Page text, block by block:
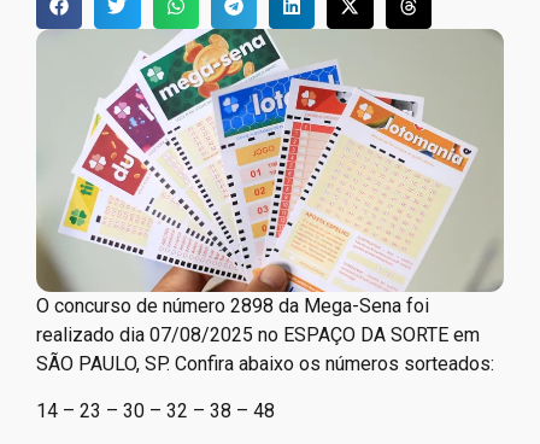
O concurso de número 2898 da Mega-Sena foi
realizado dia 07/08/2025 no ESPAÇO DA SORTE em
SÃO PAULO, SP. Confira abaixo os números sorteados:
14 – 23 – 30 – 32 – 38 – 48